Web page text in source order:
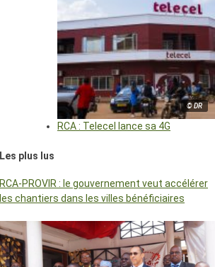
© DR
RCA : Telecel lance sa 4G
Les plus lus
RCA-PROVIR : le gouvernement veut accélérer
les chantiers dans les villes bénéficiaires